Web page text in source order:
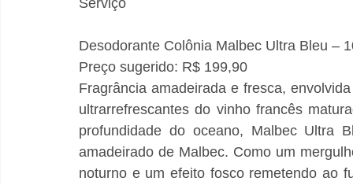
Desodorante Colônia Malbec Ultra Bleu –
Preço sugerido: R$ 199,90
Fragrância amadeirada e fresca,
ultrarrefrescantes do vinho francês
profundidade do oceano, Malbec Ultra
amadeirado de Malbec. Como um
noturno e um efeito fosco remetendo ao